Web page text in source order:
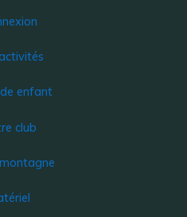
enfant
club